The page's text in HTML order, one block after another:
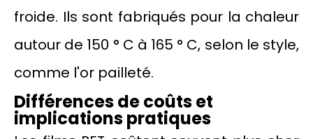
froide. Ils sont fabriqués pour la chaleur
autour de 150 ° C à 165 ° C, selon le style,
comme l'or pailleté.
Différences de coûts et
implications pratiques